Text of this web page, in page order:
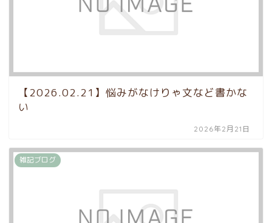
【2026.02.21】悩みがなけりゃ文など書かな
い
2026年2月21日
雑記ブログ